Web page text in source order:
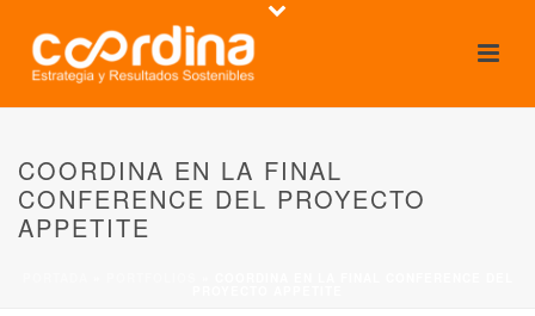
COORDINA EN LA FINAL
CONFERENCE DEL PROYECTO
APPETITE